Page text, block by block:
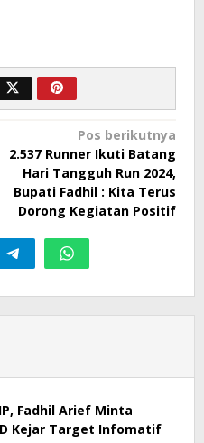
Pos berikutnya
2.537 Runner Ikuti Batang
Hari Tangguh Run 2024,
Bupati Fadhil : Kita Terus
Dorong Kegiatan Positif
Fadhil Arief Minta
Kejar Target Infomatif